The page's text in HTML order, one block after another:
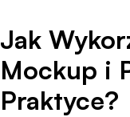
Jak
Mockup i
Praktyce?